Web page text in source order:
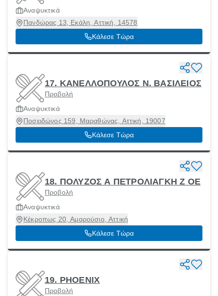
Αναψυκτικά
Πανδώρας 13, Εκάλη, Αττική, 14578
Κάλεσε Τώρα
17. ΚΑΝΕΛΛΟΠΟΥΛΟΣ Ν. ΒΑΣΙΛΕΙΟΣ
Προβολή
Αναψυκτικά
Ποσειδώνος 159, Μαραθώνας, Αττική, 19007
Κάλεσε Τώρα
18. ΠΟΛΥΖΟΣ Α ΠΕΤΡΟΛΙΑΓΚΗ Ζ ΟΕ
Προβολή
Αναψυκτικά
Κέκροπως 20, Αμαρούσιο, Αττική
Κάλεσε Τώρα
19. PHOENIX
Προβολή